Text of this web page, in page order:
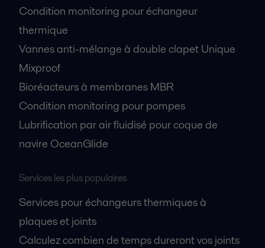
Condition monitoring pour échangeur
thermique
Vannes anti-mélange à double clapet Unique
Mixproof
Bioréacteurs à membranes MBR
Condition monitoring pour pompes
Lubrification par air fluidisé pour coque de
navire OceanGlide
Services les plus populaires
Services pour échangeurs thermiques à
plaques et joints
Calculez combien de temps dureront vos joints